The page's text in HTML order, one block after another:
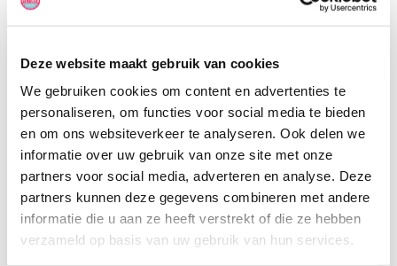
Deze website maakt gebruik van cookies
We gebruiken cookies om content en advertenties te
personaliseren, om functies voor social media te bieden
en om ons websiteverkeer te analyseren. Ook delen we
informatie over uw gebruik van onze site met onze
partners voor social media, adverteren en analyse. Deze
partners kunnen deze gegevens combineren met andere
informatie die u aan ze heeft verstrekt of die ze hebben
verzameld op basis van uw gebruik van hun services.